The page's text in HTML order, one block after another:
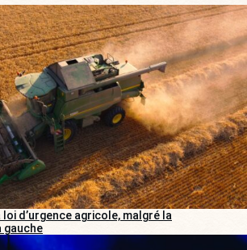
d’urgence agricole, malgré la
gauche